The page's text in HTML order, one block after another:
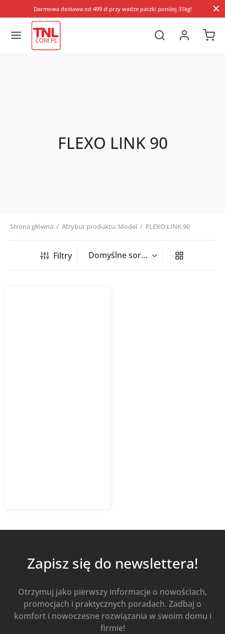
Darmowa dostawa od 499 zł przy wadze paczki poniżej 31kg!
FLEXO LINK 90
Strona główna / Atrybut produktu: Model / FLEXO LINK 90
Filtry
Zapisz się do newslettera!
Otrzymuj jako pierwszy informacje o nowościach,
promocjach i praktycznych poradach. Zadbaj o
komfort i nowoczesne rozwiązania w swoim domu i
firmie!